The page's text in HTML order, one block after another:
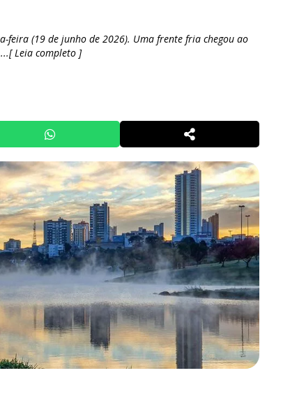
feira (19 de junho de 2026). Uma frente fria chegou ao
Leia completo ]